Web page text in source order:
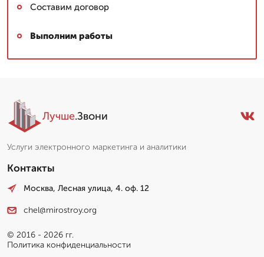
Составим договор
Выполним работы
Лучше.Звони
Услуги электронного маркетинга и аналитики
Контакты
Москва, Лесная улица, 4. оф. 12
chel@mirostroy.org
© 2016 - 2026 гг.
Политика конфиденциальности